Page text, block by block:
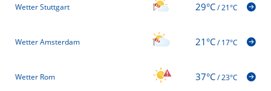
Wetter Stuttgart 29°C/21°C
Wetter Amsterdam 21°C/17°C
Wetter Rom 37°C/23°C